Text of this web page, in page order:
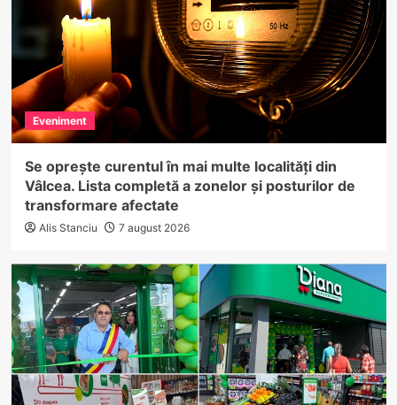
Eveniment
Se oprește curentul în mai multe localități din
Vâlcea. Lista completă a zonelor și posturilor de
transformare afectate
Alis Stanciu 7 august 2026